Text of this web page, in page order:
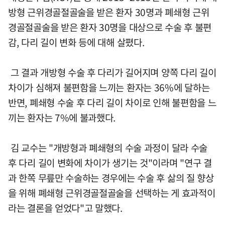
방형 근위경골절골술을 받은 환자 30명과 폐쇄형 근위
경골절골술을 받은 환자 30명을 대상으로 수술 후 불편
감, 다리 길이 변화 등에 대해 살폈다.
그 결과 개방형 수술 후 다리가 길어지며 양쪽 다리 길이
차이가 심해져 불편함을 느끼는 환자는 36%에 달하는
반면, 폐쇄형 수술 후 다리 길이 차이로 인해 불편함을 느
끼는 환자는 7%에 불과했다.
김 교수는 "개방형과 폐쇄형의 수술 과정이 달라 수술
후 다리 길이 변화에 차이가 생기는 것"이라며 "연구 결
과 한쪽 무릎만 수술하는 경우에는 수술 후 삶의 질 향상
을 위해 폐쇄형 근위경골절골술을 선택하는 게 효과적이
라는 결론을 얻었다"고 말했다.